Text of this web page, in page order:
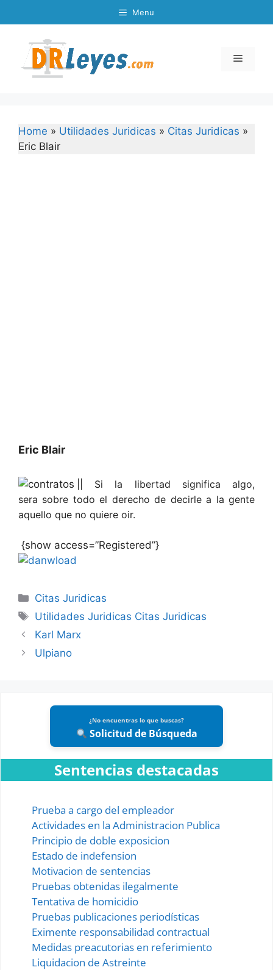
to
Menu
Menu
Home » Utilidades Juridicas » Citas Juridicas »
Eric Blair
Eric Blair
|| Si la libertad significa algo,
sera sobre todo el derecho de decirle a la gente
aquello que no quiere oir.
{show access=”Registered”}
Categories
Citas Juridicas
Tags
Utilidades Juridicas Citas Juridicas
Karl Marx
Ulpiano
¿No encuentras lo que buscas?
Solicitud de Búsqueda
Sentencias destacadas
Prueba a cargo del empleador
Actividades en la Administracion Publica
Principio de doble exposicion
Estado de indefension
Motivacion de sentencias
Pruebas obtenidas ilegalmente
Tentativa de homicidio
Pruebas publicaciones periodísticas
Eximente responsabilidad contractual
Medidas preacutorias en referimiento
Liquidacion de Astreinte